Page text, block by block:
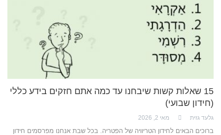
15 שאלות קשות שיבחנו עד כמה אתם חזקים בידע כללי
(חידון שבועי)
גלעד גזית מאי 2, 2026
ברוכים הבאים לחידון הטריוויה של הפטריה. בכל שבת אנחנו מפרסמים חידון